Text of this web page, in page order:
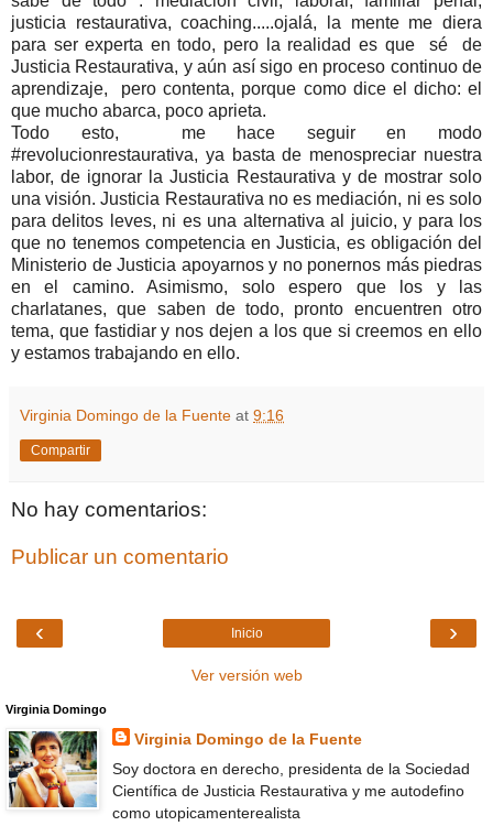
justicia restaurativa, coaching.....ojalá, la mente me diera
para ser experta en todo, pero la realidad es que sé de
Justicia Restaurativa, y aún así sigo en proceso continuo de
aprendizaje, pero contenta, porque como dice el dicho: el
que mucho abarca, poco aprieta.
Todo esto, me hace seguir en modo
#revolucionrestaurativa, ya basta de menospreciar nuestra
labor, de ignorar la Justicia Restaurativa y de mostrar solo
una visión. Justicia Restaurativa no es mediación, ni es solo
para delitos leves, ni es una alternativa al juicio, y para los
que no tenemos competencia en Justicia, es obligación del
Ministerio de Justicia apoyarnos y no ponernos más piedras
en el camino. Asimismo, solo espero que los y las
charlatanes, que saben de todo, pronto encuentren otro
tema, que fastidiar y nos dejen a los que si creemos en ello
y estamos trabajando en ello.
Virginia Domingo de la Fuente at 9:16
Compartir
No hay comentarios:
Publicar un comentario
‹ ›
Inicio
Ver versión web
Virginia Domingo
Virginia Domingo de la Fuente
Soy doctora en derecho, presidenta de la Sociedad
Científica de Justicia Restaurativa y me autodefino
como utopicamenterealista